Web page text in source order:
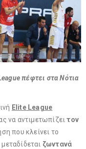
πέφτει στα Νότια
Elite League
να αντιμετωπίζειτον
που κλείνει το
ζωντανά